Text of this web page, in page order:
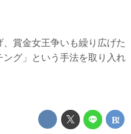
賞金女王争いも繰り広げた
グ」という手法を取り入れ